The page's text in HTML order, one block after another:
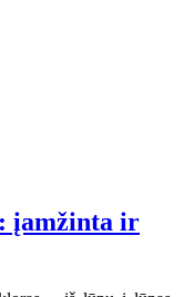
įamžinta ir